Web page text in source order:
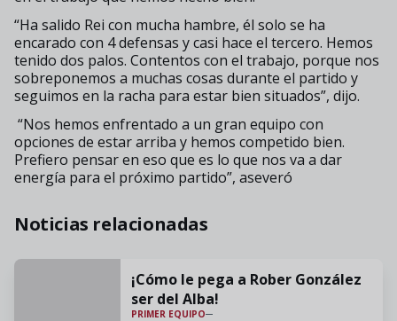
“Ha salido Rei con mucha hambre, él solo se ha
encarado con 4 defensas y casi hace el tercero. Hemos
tenido dos palos. Contentos con el trabajo, porque nos
sobreponemos a muchas cosas durante el partido y
seguimos en la racha para estar bien situados”, dijo.
“Nos hemos enfrentado a un gran equipo con
opciones de estar arriba y hemos competido bien.
Prefiero pensar en eso que es lo que nos va a dar
energía para el próximo partido”, aseveró
Noticias relacionadas
¡Cómo le pega a Rober González
ser del Alba!
PRIMER EQUIPO